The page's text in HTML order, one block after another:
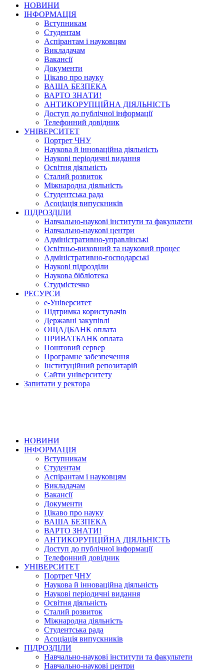
НОВИНИ
ІНФОРМАЦІЯ
Вступникам
Студентам
Аспірантам і науковцям
Викладачам
Вакансії
Документи
Цікаво про науку
ВАША БЕЗПЕКА
ВАРТО ЗНАТИ!
АНТИКОРУПЦІЙНА ДІЯЛЬНІСТЬ
Доступ до публічної інформації
Телефонний довідник
УНІВЕРСИТЕТ
Портрет ЧНУ
Наукова й інноваційна діяльність
Наукові періодичні видання
Освітня діяльність
Сталий розвиток
Міжнародна діяльність
Студентська рада
Асоціація випускників
ПІДРОЗДІЛИ
Навчально-наукові інститути та факультети
Навчально-наукові центри
Адміністративно-управлінські
Освітньо-виховний та науковий процес
Адміністративно-господарські
Наукові підрозділи
Наукова бібліотека
Студмістечко
РЕСУРСИ
е-Університет
Підтримка користувачів
Державні закупівлі
ОЩАДБАНК оплата
ПРИВАТБАНК оплата
Поштовий сервер
Програмне забезпечення
Інституційний репозитарій
Сайти університету
Запитати у ректора
НОВИНИ
ІНФОРМАЦІЯ
Вступникам
Студентам
Аспірантам і науковцям
Викладачам
Вакансії
Документи
Цікаво про науку
ВАША БЕЗПЕКА
ВАРТО ЗНАТИ!
АНТИКОРУПЦІЙНА ДІЯЛЬНІСТЬ
Доступ до публічної інформації
Телефонний довідник
УНІВЕРСИТЕТ
Портрет ЧНУ
Наукова й інноваційна діяльність
Наукові періодичні видання
Освітня діяльність
Сталий розвиток
Міжнародна діяльність
Студентська рада
Асоціація випускників
ПІДРОЗДІЛИ
Навчально-наукові інститути та факультети
Навчально-наукові центри